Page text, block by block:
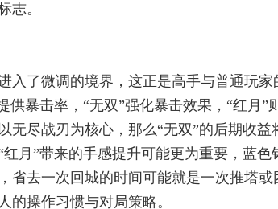
志。
入了微调的境界，这正是高手与普通玩
供暴击率，“无双”强化暴击效果，“红月”
无尽战刃为核心，那么“无双”的后期收益
月”带来的手感提升可能更为重要，蓝色
省去一次回城的时间可能就是一次推塔或
的操作习惯与对局策略。